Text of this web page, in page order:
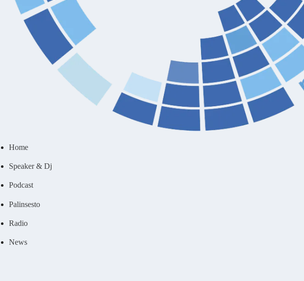
Home
Speaker & Dj
Podcast
Palinsesto
Radio
News